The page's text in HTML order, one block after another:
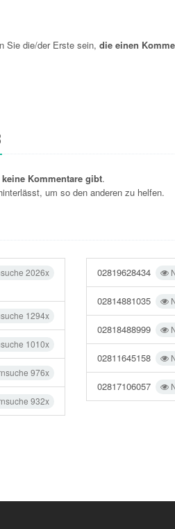
Sie die/der Erste sein, die einen
keine Kommentare gibt.
um so den anderen zu helfen.
2026x
1294x
1010x
976x
932x
02819628434
02814881035
02818488999
02811645158
02817106057